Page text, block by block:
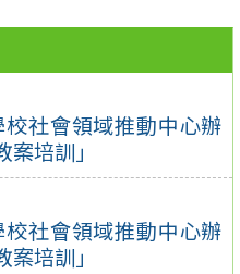
社會領域推動中心辦
培訓」
社會領域推動中心辦
培訓」